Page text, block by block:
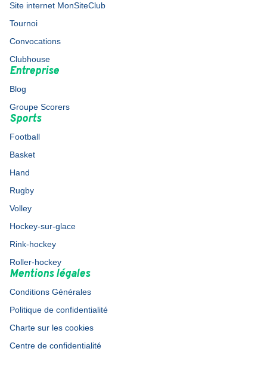
Site internet MonSiteClub
Tournoi
Convocations
Clubhouse
Entreprise
Blog
Groupe Scorers
Sports
Football
Basket
Hand
Rugby
Volley
Hockey-sur-glace
Rink-hockey
Roller-hockey
Mentions légales
Conditions Générales
Politique de confidentialité
Charte sur les cookies
Centre de confidentialité